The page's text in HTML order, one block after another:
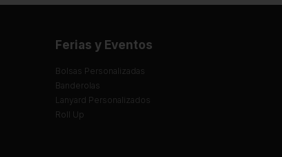
Ferias y Eventos
Bolsas Personalizadas
Banderolas
Lanyard Personalizados
Roll Up